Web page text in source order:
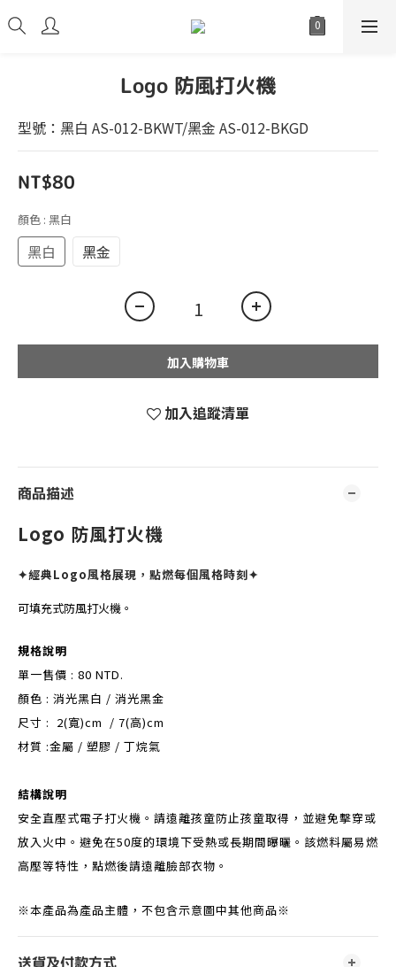
Logo 防風打火機
型號：黑白 AS-012-BKWT/黑金 AS-012-BKGD
NT$80
顏色 : 黑白
黑白 黑金
加入購物車
加入追蹤清單
商品描述
Logo 防風打火機
✦經典Logo風格展現，點燃每個風格時刻✦
可填充式防風打火機。
規格說明
單一售價 : 80 NTD.
顏色 : 消光黑白 / 消光黑金
尺寸 : 2(寬)cm / 7(高)cm
材質 :金屬 / 塑膠 / 丁烷氣
結構說明
安全直壓式電子打火機。請遠離孩童防止孩童取得，並避免擊穿或
放入火中。避免在50度的環境下受熱或長期間曝曬。該燃料屬易燃
高壓等特性，點燃後請遠離臉部衣物。
※本產品為產品主體，不包含示意圖中其他商品※
送貨及付款方式